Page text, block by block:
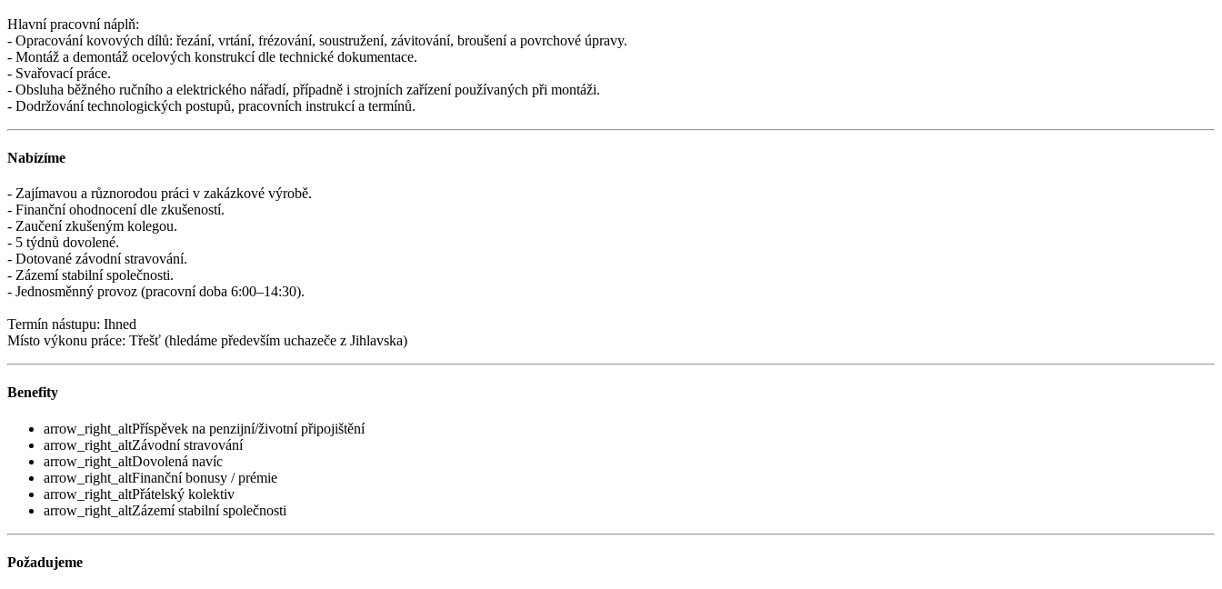
Hlavní pracovní náplň:
- Opracování kovových dílů: řezání, vrtání, frézování, soustružení, závitování, broušení a povrchové úpravy.
- Montáž a demontáž ocelových konstrukcí dle technické dokumentace.
- Svařovací práce.
- Obsluha běžného ručního a elektrického nářadí, případně i strojních zařízení používaných při montáži.
- Dodržování technologických postupů, pracovních instrukcí a termínů.
Nabízíme
- Zajímavou a různorodou práci v zakázkové výrobě.
- Finanční ohodnocení dle zkušeností.
- Zaučení zkušeným kolegou.
- 5 týdnů dovolené.
- Dotované závodní stravování.
- Zázemí stabilní společnosti.
- Jednosměnný provoz (pracovní doba 6:00–14:30).
Termín nástupu: Ihned
Místo výkonu práce: Třešť (hledáme především uchazeče z Jihlavska)
Benefity
arrow_right_altPříspěvek na penzijní/životní připojištění
arrow_right_altZávodní stravování
arrow_right_altDovolená navíc
arrow_right_altFinanční bonusy / prémie
arrow_right_altPřátelský kolektiv
arrow_right_altZázemí stabilní společnosti
Požadujeme